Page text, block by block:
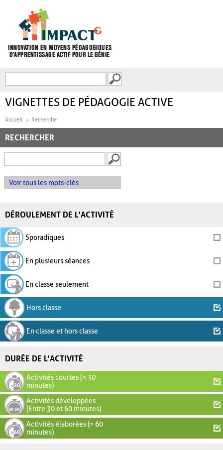
FORMULAIRE DE
VIGNETTES DE PÉDAGOGIE ACTIVE
Accueil Recherche
RECHERCHER
Voir tous les mots-clés
DÉROULEMENT DE L'ACTIVITÉ
Sporadiques
En plusieurs séances
En classe seulement
Hors classe
En classe et hors classe
DURÉE DE L'ACTIVITÉ
Activités courtes (< 30
minutes)
Activités développées
(Entre 30 et 60 minutes)
Activités élaborées (> 60
minutes)